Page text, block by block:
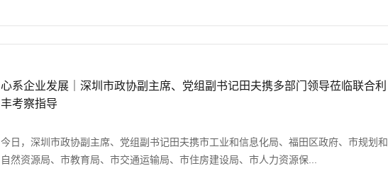
心系企业发展｜深圳市政协副主席、党组副书记田夫携多部门领导莅临联合利
丰考察指导
今日，深圳市政协副主席、党组副书记田夫携市工业和信息化局、福田区政府、市规划和
自然资源局、市教育局、市交通运输局、市住房建设局、市人力资源保...